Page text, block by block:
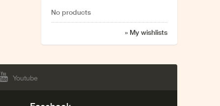
No products
» My wishlists
Youtube